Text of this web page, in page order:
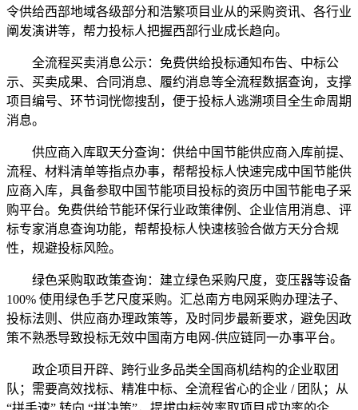
令供给西部地域各级部分和浩繁项目业从的采购资讯、各行业
阐发演讲等，帮力投标人把握西部行业成长趋向。
全流程买卖消息公示：免费供给投标通知布告、中标公
示、买卖成果、合同消息、履约消息等全流程数据查询，支撑
项目编号、环节词恍惚搜刮，便于投标人逃溯项目全生命周期
消息。
供应商入库取天分查询：供给中国节能供应商入库前提、
流程、材料清单等指点办事，帮帮投标人快速完成中国节能供
应商入库，具备参取中国节能项目投标的资历中国节能电子采
购平台。免费供给节能环保行业政策律例、企业信用消息、评
标专家消息查询功能，帮帮投标人快速核验合做方天分合规
性，规避投标风险。
绿色采购取政策查询：建立绿色采购尺度，变压器等设备
100% 使用绿色手艺尺度采购。汇总南方电网采购办理法子、
投标法则、供应商办理政策等，及时同步最新要求，避免因政
策不熟悉导致投标无效中国南方电网-供应链同一办事平台。
政企项目开辟、跨行业多品类全国商机结构的企业取团
队；需要高效找标、精准中标、全流程省心的企业 / 团队；从